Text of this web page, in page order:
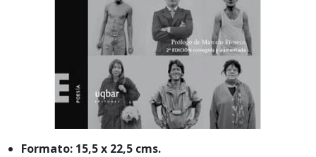
Formato: 15,5 x 22,5 cms.